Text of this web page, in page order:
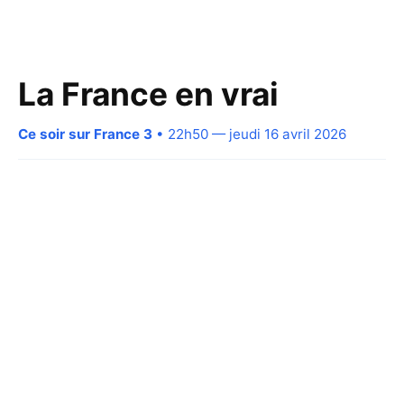
La France en vrai
Ce soir sur France 3 • 22h50 — jeudi 16 avril 2026